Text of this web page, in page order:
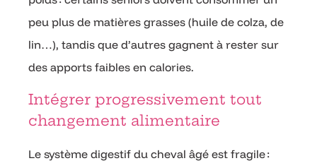
peu plus de matières grasses (huile de colza, de
lin…), tandis que d’autres gagnent à rester sur
des apports faibles en calories.
Intégrer progressivement tout
changement alimentaire
Le système digestif du cheval âgé est fragile :